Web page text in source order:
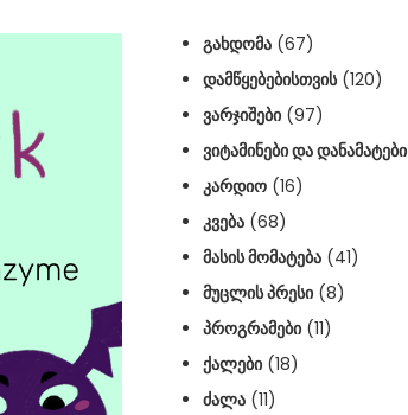
ᲒᲐᲮᲓᲝᲛᲐ (67)
ᲓᲐᲛᲬᲧᲔᲑᲔᲑᲘᲡᲗᲕᲘᲡ(120)
ᲕᲐᲠᲯᲘᲨᲔᲑᲘ (97)
ᲕᲘᲢᲐᲛᲘᲜᲔᲑᲘ ᲓᲐ ᲓᲐᲜᲐᲛᲐᲢᲔᲑᲘ
ᲙᲐᲠᲓᲘᲝ (16)
ᲙᲕᲔᲑᲐ (68)
ᲛᲐᲡᲘᲡ ᲛᲝᲛᲐᲢᲔᲑᲐ (41)
ᲛᲣᲪᲚᲘᲡ ᲞᲠᲔᲡᲘ (8)
ᲞᲠᲝᲒᲠᲐᲛᲔᲑᲘ (11)
ᲥᲐᲚᲔᲑᲘ (18)
ᲫᲐᲚᲐ (11)